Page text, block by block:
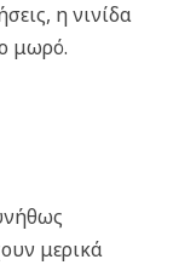
η νινίδα
μωρό.
μερικά